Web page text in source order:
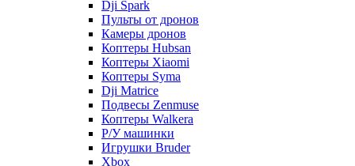
Dji Spark
Пульты от дронов
Камеры дронов
Коптеры Hubsan
Коптеры Xiaomi
Коптеры Syma
Dji Matrice
Подвесы Zenmuse
Коптеры Walkera
Р/У машинки
Игрушки Bruder
Xbox